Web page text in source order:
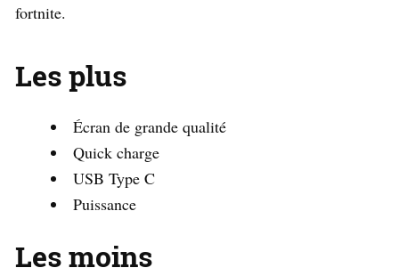
fortnite.
Les plus
Écran de grande qualité
Quick charge
USB Type C
Puissance
Les moins